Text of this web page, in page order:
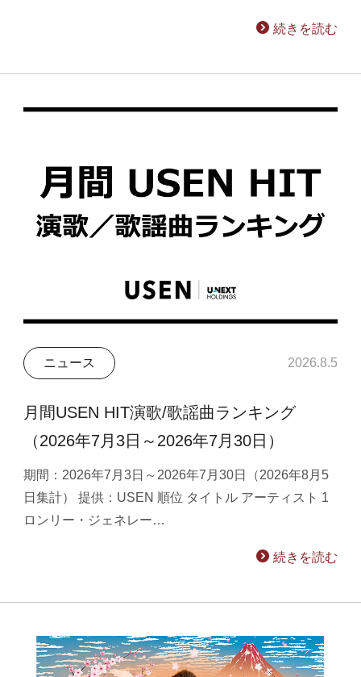
続きを読む
ニュース 2026.8.5
月間USEN HIT演歌/歌謡曲ランキング
（2026年7月3日～2026年7月30日）
期間：2026年7月3日～2026年7月30日（2026年8月5
日集計） 提供：USEN 順位 タイトル アーティスト 1
ロンリー・ジェネレー…
続きを読む